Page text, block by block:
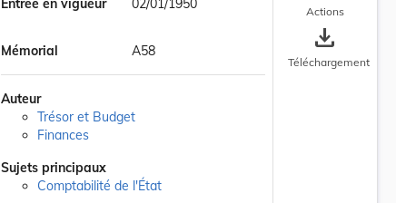
Entrée en vigueur
02/01/1950
Mémorial A58
Auteur
Trésor et Budget
Finances
Sujets principaux
Comptabilité de l'État
Actions
save_alt
Téléchargement